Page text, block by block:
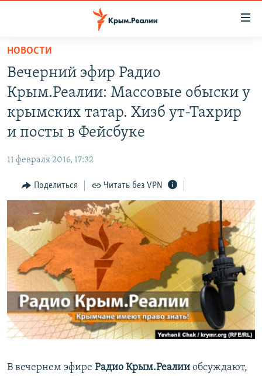
Вернуться
основному
содержанию
Вернутся
главной
Вернутся
поиску
СПЕЦПРОЕКТЫ
КАРТА ВОЕННЫХ ОБЪЕКТОВ КРЫМА
ВОДА
ИНТЕРАКТИВ
ИНФОГРАФИКА
ТЕЛЕПРОЕКТ КРЫМ.РЕАЛИИ
СОВЕТЫ ПРАВОЗАЩИТНИКОВ
ПРОПАВШИЕ БЕЗ ВЕСТИ
ПОБЕДИТЕЛЕЙ НЕ СУДЯТ?
КРЫМ.НЕПОКОРЕННЫЙ
ELIFBE
УКРАИНСКАЯ ПРОБЛЕМА КРЫМА
РАДІО СВОБОДА
КАК ОБОЙТИ БЛОКИРОВКУ
Українською
Qırımtatar
ПРИСОЕДИНЯЙТЕСЬ!
НОВОСТИ
Вечерний эфир Радио
Крым.Реалии: Массовые обыски у
крымских татар. Хизб ут-Тахрир
и посты в Фейсбуке
11 февраля 2016, 17:32
Поделиться Читать без VPN
В вечернем эфире Радио Крым.Реалии обсуждают,